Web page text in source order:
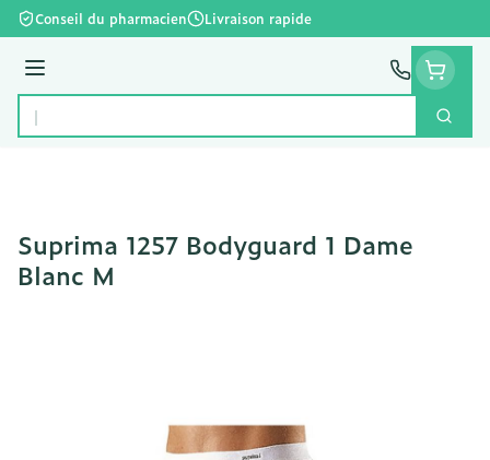
Aller au contenu
Conseil du pharmacien Livraison rapide
Menu
Rechercher
Suprima 1257 Bodyguard 1 Dame
Blanc M